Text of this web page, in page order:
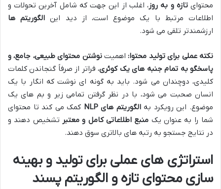
محتوایتازه و به روز، اغلب از این جهت که شامل آخرین تحولات و
اطلاعات مرتبط با یک موضوع است، از دید این الگوریتم ها
ارزشمندتر تلقی می شود.
نکته عملی برای تولید محتوا:اهمیتنوشتن محتوای طبیعی، جامع، و
پاسخگو به تمام جنبه های یک کوئری، فراتر از صرفاً گنجاندن کلمات
کلیدی، دوچندان می شود. باید به گونه ای نوشت که انگار با یک
انسان صحبت می شود، با در نظر گرفتن تمامی زیر و بم های یک
موضوع. این رویکرد بهالگوریتم های NLP
کمک می کند تا محتوای
شما را به عنوان یک منبع اطلاعاتی کامل و معتبر تشخیص دهند و
در نتایج جستجو به رتبه های بالاتری سوق دهند.
استراتژی های عملی برای تولید و بهینه
سازی محتوای تازه و الگوریتم پسند